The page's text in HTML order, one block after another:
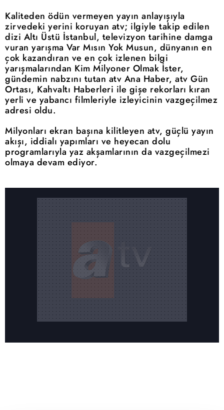
Kaliteden ödün vermeyen yayın anlayışıyla
zirvedeki yerini koruyan atv; ilgiyle takip edilen
dizi Altı Üstü İstanbul, televizyon tarihine damga
vuran yarışma Var Mısın Yok Musun, dünyanın en
çok kazandıran ve en çok izlenen bilgi
yarışmalarından Kim Milyoner Olmak İster,
gündemin nabzını tutan atv Ana Haber, atv Gün
Ortası, Kahvaltı Haberleri ile gişe rekorları kıran
yerli ve yabancı filmleriyle izleyicinin vazgeçilmez
adresi oldu.
Milyonları ekran başına kilitleyen atv, güçlü yayın
akışı, iddialı yapımları ve heyecan dolu
programlarıyla yaz akşamlarının da vazgeçilmezi
olmaya devam ediyor.